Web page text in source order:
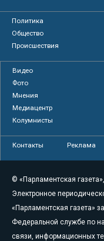
Политика
Общество
Происшествия
Видео
Фото
Мнения
Медиацентр
Колумнисты
Контакты Реклама
© «Парламентская
Электронное
«Парламентская газета»
Федеральной службе по
связи, информационных